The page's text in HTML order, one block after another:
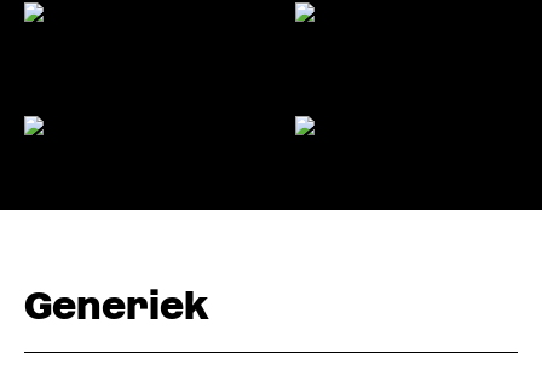
Generiek